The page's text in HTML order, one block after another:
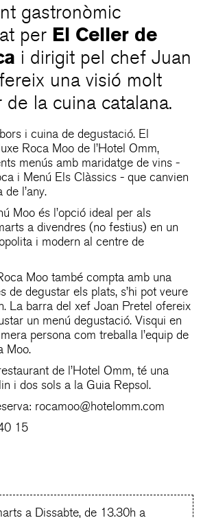
gastronòmic
per El Celler de
i dirigit pel chef Juan
una visió molt
de la cuina catalana.
i cuina de degustació. El
Roca Moo de l’Hotel Omm,
menús amb maridatge de vins -
i Menú Els Clàssics - que canvien
de l’any.
Moo és l’opció ideal per als
a divendres (no festius) en un
i modern al centre de
Moo també compta amb una
de degustar els plats, s’hi pot veure
La barra del xef Joan Pretel ofereix
un menú degustació. Visqui en
persona com treballa l’equip de
Moo.
de l’Hotel Omm, té una
i dos sols a la Guia Repsol.
rocamoo@hotelomm.com
15
a Dissabte, de 13.30h a